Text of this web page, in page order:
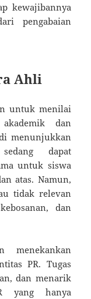
kewajibannya
pengabaian
Ahli
untuk menilai
dan
menunjukkan
dapat
untuk siswa
atas. Namun,
tidak relevan
dan
menekankan
PR. Tugas
dan menarik
yang hanya